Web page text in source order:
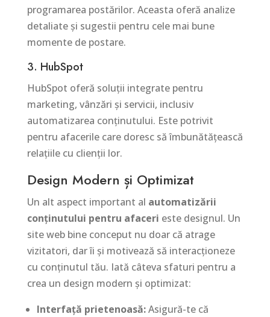
programarea postărilor. Aceasta oferă analize
detaliate și sugestii pentru cele mai bune
momente de postare.
3. HubSpot
HubSpot oferă soluții integrate pentru
marketing, vânzări și servicii, inclusiv
automatizarea conținutului. Este potrivit
pentru afacerile care doresc să îmbunătățească
relațiile cu clienții lor.
Design Modern și Optimizat
Un alt aspect important al automatizării
conținutului pentru afaceri este designul. Un
site web bine conceput nu doar că atrage
vizitatori, dar îi și motivează să interacționeze
cu conținutul tău. Iată câteva sfaturi pentru a
crea un design modern și optimizat:
Interfață prietenoasă:Asigură-te că